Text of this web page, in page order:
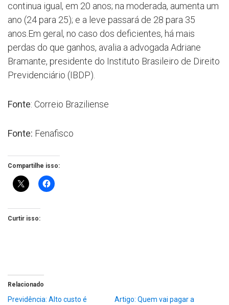
continua igual, em 20 anos; na moderada, aumenta um
ano (24 para 25); e a leve passará de 28 para 35
anos.Em geral, no caso dos deficientes, há mais
perdas do que ganhos, avalia a advogada Adriane
Bramante, presidente do Instituto Brasileiro de Direito
Previdenciário (IBDP).
Fonte: Correio Braziliense
Fonte: Fenafisco
Compartilhe isso:
Curtir isso:
Relacionado
Previdência: Alto custo é
Artigo: Quem vai pagar a